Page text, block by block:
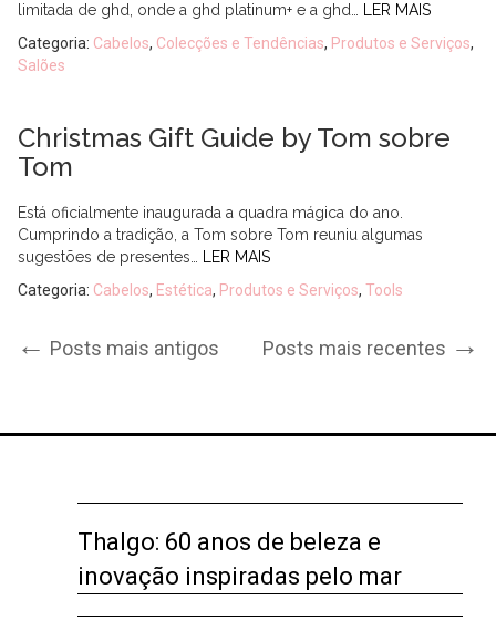
limitada de ghd, onde a ghd platinum+ e a ghd…
LER MAIS
Categoria: Cabelos, Colecções e Tendências, Produtos e Serviços,
Salões
Christmas Gift Guide by Tom sobre
Tom
Está oficialmente inaugurada a quadra mágica do ano.
Cumprindo a tradição, a Tom sobre Tom reuniu algumas
sugestões de presentes…
LER MAIS
Categoria: Cabelos, Estética, Produtos e Serviços, Tools
Post
← Posts mais antigos Posts mais recentes →
Thalgo: 60 anos de beleza e
inovação inspiradas pelo mar